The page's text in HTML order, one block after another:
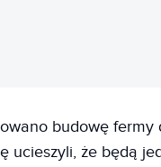
budowę fermy
ucieszyli, że będą